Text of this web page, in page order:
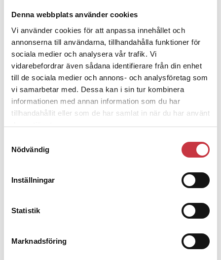
Denna webbplats använder cookies
Vi använder cookies för att anpassa innehållet och
annonserna till användarna, tillhandahålla funktioner för
sociala medier och analysera vår trafik. Vi
vidarebefordrar även sådana identifierare från din enhet
till de sociala medier och annons- och analysföretag som
vi samarbetar med. Dessa kan i sin tur kombinera
informationen med annan information som du har
tillhandahållit eller som de har samlat in när du har använt
deras tjänster.
Nödvändig
Inställningar
Statistik
Marknadsföring
Polisregionen erkänner fel: ”Kommer
att rättas till”
bakbinder polisen